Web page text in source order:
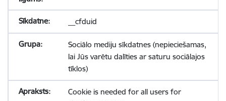
__cfduid
Sociālo mediju sīkdatnes (nepieciešamas,
lai Jūs varētu dalīties ar saturu sociālajos
tīklos)
Cookie is needed for all users for